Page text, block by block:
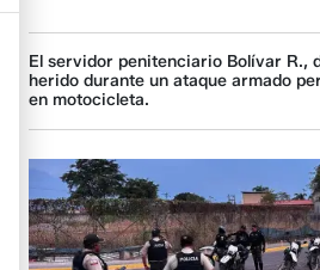
El servidor penitenciario Bolívar R.,
herido durante un ataque armado
en motocicleta.